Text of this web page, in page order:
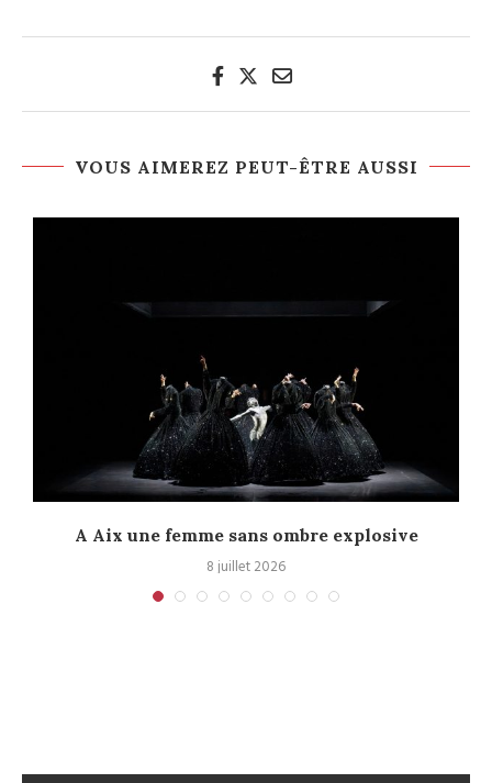
VOUS AIMEREZ PEUT-ÊTRE AUSSI
A Aix une femme sans ombre explosive
8 juillet 2026